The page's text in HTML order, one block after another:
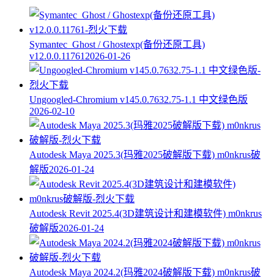
Symantec_Ghost / Ghostexp(备份还原工具)
v12.0.0.11761 2026-01-26
Ungoogled-Chromium v145.0.7632.75-1.1 中文绿色版
2026-02-10
Autodesk Maya 2025.3(玛雅2025破解版下载) m0nkrus破
解版2026-01-24
Autodesk Revit 2025.4(3D建筑设计和建模软件) m0nkrus
破解版2026-01-24
Autodesk Maya 2024.2(玛雅2024破解版下载) m0nkrus破